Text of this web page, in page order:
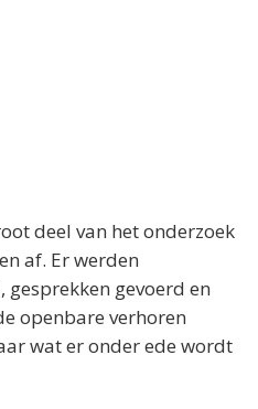
deel van het onderzoek
af. Er werden
gevoerd en
openbare verhoren
wat er onder ede wordt